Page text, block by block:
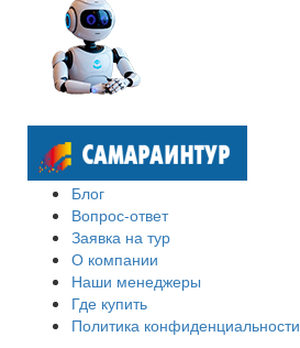
Блог
Вопрос-ответ
Заявка на тур
О компании
Наши менеджеры
Где купить
Политика конфиденциальности